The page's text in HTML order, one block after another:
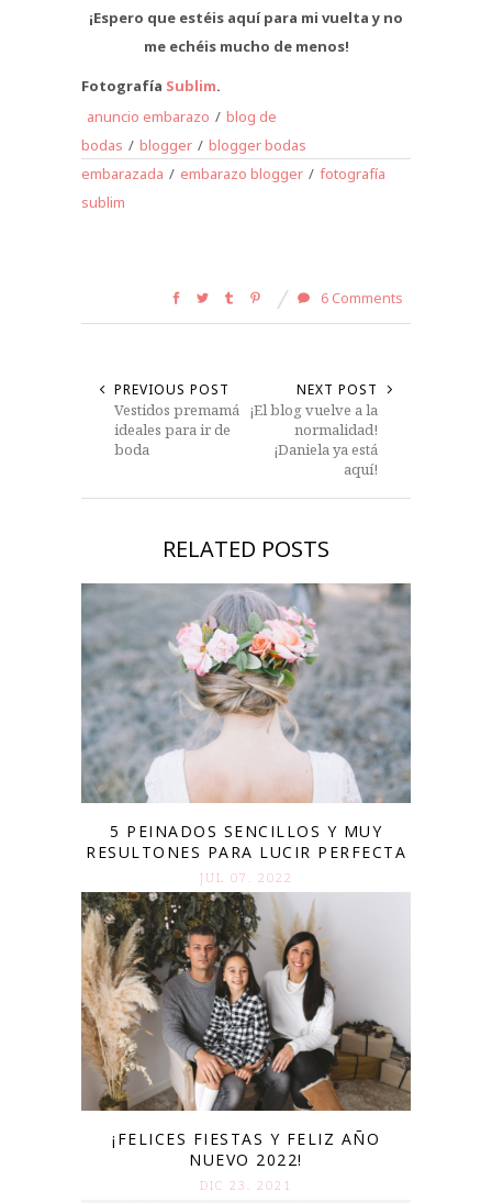
¡Espero que estéis aquí para mi vuelta y no
me echéis mucho de menos!
Fotografía Sublim.
anuncio embarazo / blog de
bodas / blogger / blogger bodas
embarazada / embarazo blogger / fotografía
sublim
6 Comments
PREVIOUS POST
Vestidos premamá
ideales para ir de
boda
NEXT POST
¡El blog vuelve a la
normalidad!
¡Daniela ya está
aquí!
RELATED POSTS
5 PEINADOS SENCILLOS Y MUY
RESULTONES PARA LUCIR PERFECTA
JUL 07. 2022
¡FELICES FIESTAS Y FELIZ AÑO
NUEVO 2022!
DIC 23. 2021